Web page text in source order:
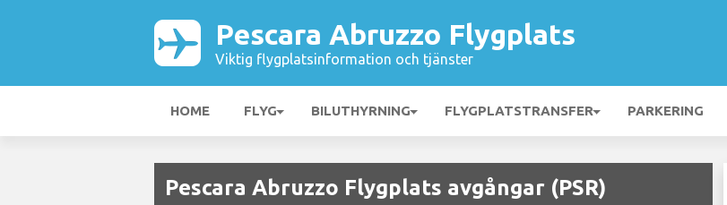
Pescara Abruzzo Flygplats
Viktig flygplatsinformation och tjänster
HOME FLYG BILUTHYRNING FLYGPLATSTRANSFER PARKERING
Pescara Abruzzo Flygplats avgångar (PSR)